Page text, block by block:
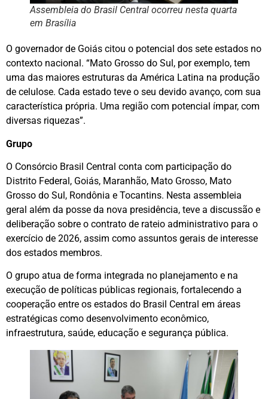
Assembleia do Brasil Central ocorreu nesta quarta
em Brasília
O governador de Goiás citou o potencial dos sete estados no
contexto nacional. “Mato Grosso do Sul, por exemplo, tem
uma das maiores estruturas da América Latina na produção
de celulose. Cada estado teve o seu devido avanço, com sua
característica própria. Uma região com potencial ímpar, com
diversas riquezas”.
Grupo
O Consórcio Brasil Central conta com participação do
Distrito Federal, Goiás, Maranhão, Mato Grosso, Mato
Grosso do Sul, Rondônia e Tocantins. Nesta assembleia
geral além da posse da nova presidência, teve a discussão e
deliberação sobre o contrato de rateio administrativo para o
exercício de 2026, assim como assuntos gerais de interesse
dos estados membros.
O grupo atua de forma integrada no planejamento e na
execução de políticas públicas regionais, fortalecendo a
cooperação entre os estados do Brasil Central em áreas
estratégicas como desenvolvimento econômico,
infraestrutura, saúde, educação e segurança pública.